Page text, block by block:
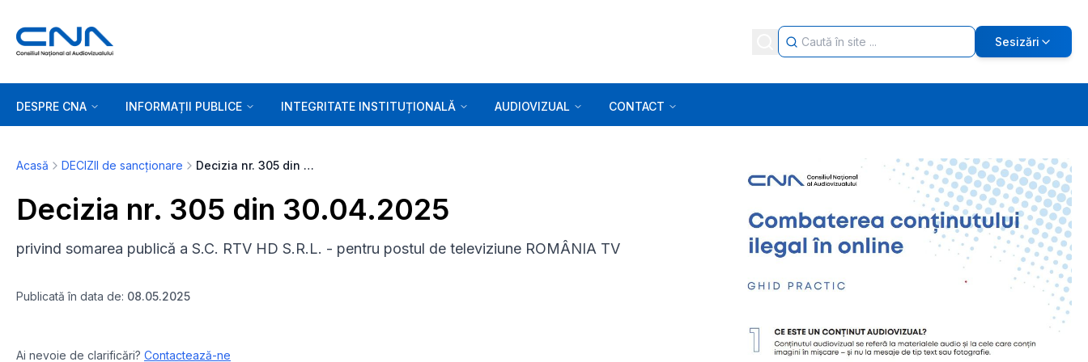
Sesizări
DESPRE CNA INFORMAȚII PUBLICE INTEGRITATE INSTITUȚIONALĂ AUDIOVIZUAL CONTACT
Acasă DECIZII de sancționare Decizia nr. 305 din 30.04.2025
Decizia nr. 305 din 30.04.2025
privind somarea publică a S.C. RTV HD S.R.L. - pentru postul de televiziune ROMÂNIA TV
Publicată în data de: 08.05.2025
Ai nevoie de clarificări? Contactează-ne